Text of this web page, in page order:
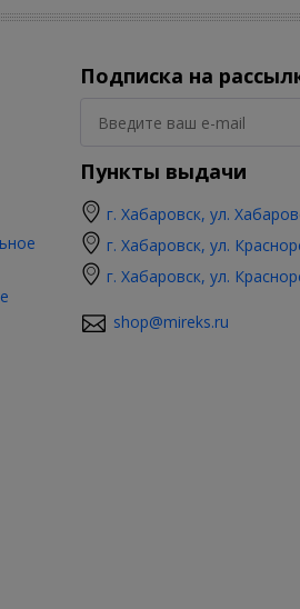
Подписка на
Пункты выдачи
г. Хабаровск, ул.
г. Хабаровск, ул.
г. Хабаровск, ул.
shop@mireks.ru